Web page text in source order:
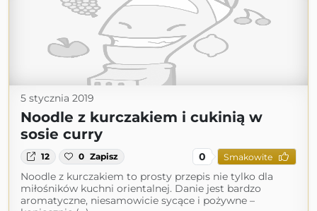
5 stycznia 2019
Noodle z kurczakiem i cukinią w
sosie curry
12 0 Zapisz 0 Smakowite
Noodle z kurczakiem to prosty przepis nie tylko dla
miłośników kuchni orientalnej. Danie jest bardzo
aromatyczne, niesamowicie sycące i pożywne –